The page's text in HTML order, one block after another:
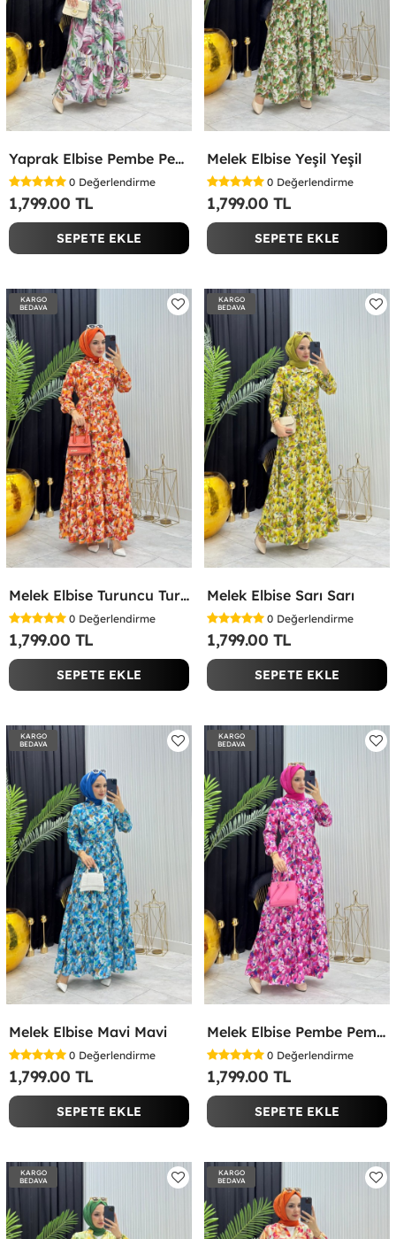
Yaprak Elbise Pembe Pembe
0 Değerlendirme
1,799.00 TL
SEPETE EKLE
Melek Elbise Yeşil Yeşil
0 Değerlendirme
1,799.00 TL
SEPETE EKLE
KARGO
BEDAVA
Melek Elbise Turuncu Turuncu
0 Değerlendirme
1,799.00 TL
SEPETE EKLE
KARGO
BEDAVA
Melek Elbise Sarı Sarı
0 Değerlendirme
1,799.00 TL
SEPETE EKLE
KARGO
BEDAVA
Melek Elbise Mavi Mavi
0 Değerlendirme
1,799.00 TL
SEPETE EKLE
KARGO
BEDAVA
Melek Elbise Pembe Pembe
0 Değerlendirme
1,799.00 TL
SEPETE EKLE
KARGO
BEDAVA
KARGO
BEDAVA